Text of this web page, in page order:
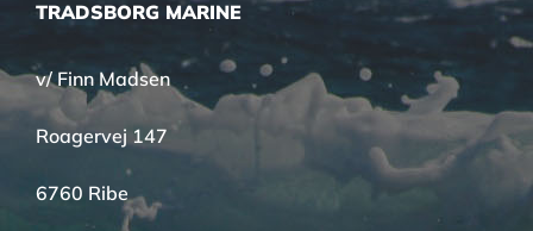
TRADSBORG MARINE
v/ Finn Madsen
Roagervej 147
6760 Ribe